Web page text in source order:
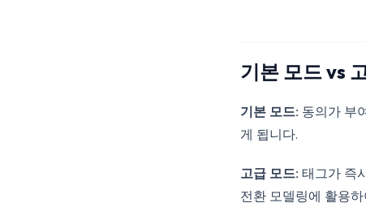
기본 모드 vs
기본 모드: 동의가 부
게 됩니다.
고급 모드: 태그가 즉
전환 모델링에 활용